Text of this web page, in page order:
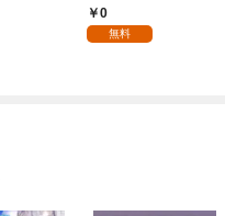
【分冊版】 1話
0
無料